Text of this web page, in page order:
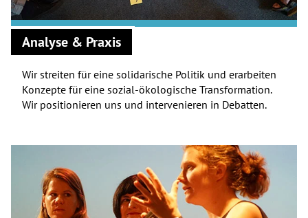
Analyse & Praxis
Wir streiten für eine solidarische Politik und erarbeiten
Konzepte für eine sozial-ökologische Transformation.
Wir positionieren uns und intervenieren in Debatten.